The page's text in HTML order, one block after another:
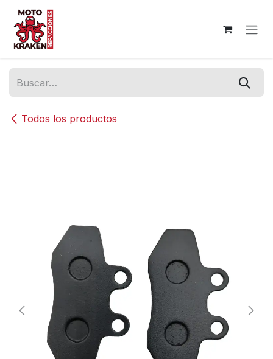
Ir al contenido
Todos los productos